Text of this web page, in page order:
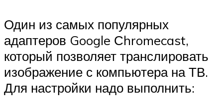
Один из самых популярных
адаптеров Google Сhromecast,
который позволяет транслировать
изображение с компьютера на ТВ.
Для настройки надо выполнить: